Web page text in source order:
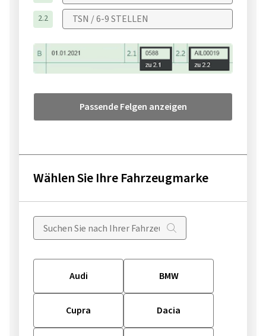
Wählen Sie Ihre Fahrzeugmarke
Audi BMW
Cupra Dacia
2.2
Passende Felgen anzeigen